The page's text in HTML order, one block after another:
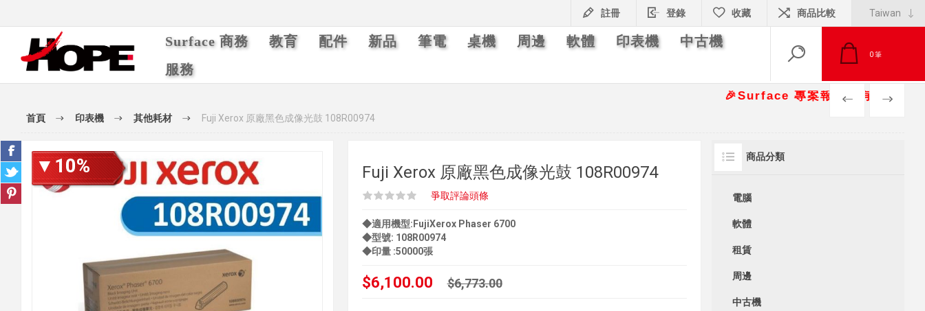
註冊 登錄 收藏 商品比較
Surface 商務 教育 配件 新品 筆電 桌機 周邊 軟體 印表機
中古機
服務
0筆
🎉Surface 專案報價另有優惠折扣🎁
首頁 印表機 其他耗材 Fuji Xerox 原廠黑色成像光鼓 108R00974
PREV NEXT
▼10% Fuji Xerox 原廠黑色成像光鼓 108R00974
爭取評論頭條
◆適用機型:FujiXerox Phaser 6700
◆型號: 108R00974
◆印量 :50000張
$6,100.00 $6,773.00
商品分類
電腦
軟體
租賃
周邊
中古機